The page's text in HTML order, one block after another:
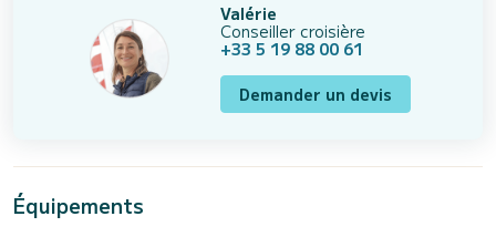
Valérie
Conseiller croisière
+33 5 19 88 00 61
Demander un devis
Équipements